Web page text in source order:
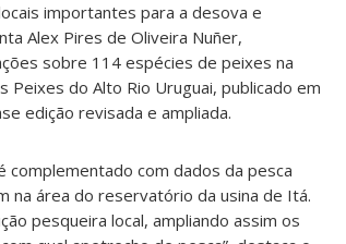
importantes para a desova e
Alex Pires de Oliveira Nuñer,
sobre 114 espécies de peixes na
Peixes do Alto Rio Uruguai, publicado em
edição revisada e ampliada.
com dados da pesca
na área do reservatório da usina de Itá.
pesqueira local, ampliando assim os